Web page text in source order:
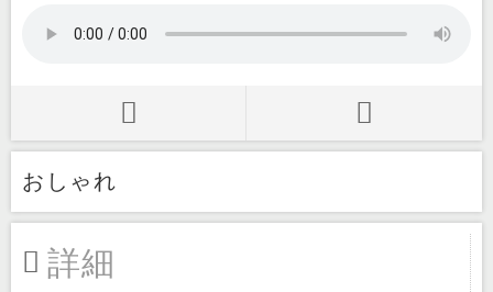
おしゃれ
詳細